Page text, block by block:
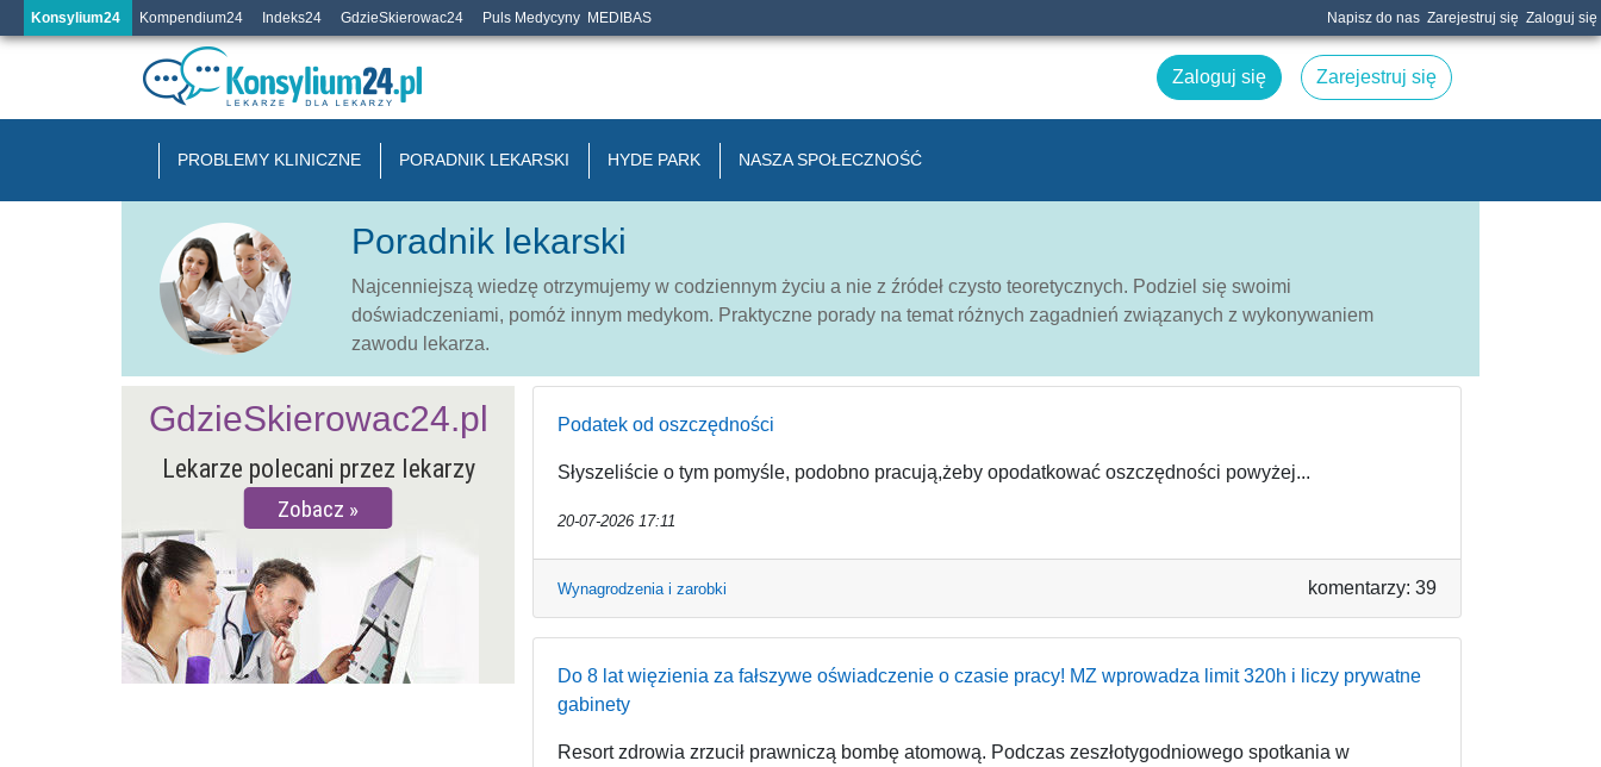
Konsylium24 Kompendium24 Indeks24 GdzieSkierowac24 Puls Medycyny MEDIBAS Napisz do nas Zarejestruj się Zaloguj się
Zaloguj się Zarejestruj się
PROBLEMY KLINICZNE PORADNIK LEKARSKI HYDE PARK NASZA SPOŁECZNOŚĆ
Poradnik lekarski
Najcenniejszą wiedzę otrzymujemy w codziennym życiu a nie z źródeł czysto teoretycznych. Podziel się swoimi
doświadczeniami, pomóż innym medykom. Praktyczne porady na temat różnych zagadnień związanych z wykonywaniem
zawodu lekarza.
Lekarze polecani przez lekarzy
Zobacz
GdzieSkierowac24.pl Podatek od oszczędności
Słyszeliście o tym pomyśle, podobno pracują,żeby opodatkować oszczędności powyżej...
20-07-2026 17:11
Wynagrodzenia i zarobki komentarzy: 39
Do 8 lat więzienia za fałszywe oświadczenie o czasie pracy! MZ wprowadza limit 320h i liczy prywatne
gabinety
Resort zdrowia zrzucił prawniczą bombę atomową. Podczas zeszłotygodniowego spotkania w